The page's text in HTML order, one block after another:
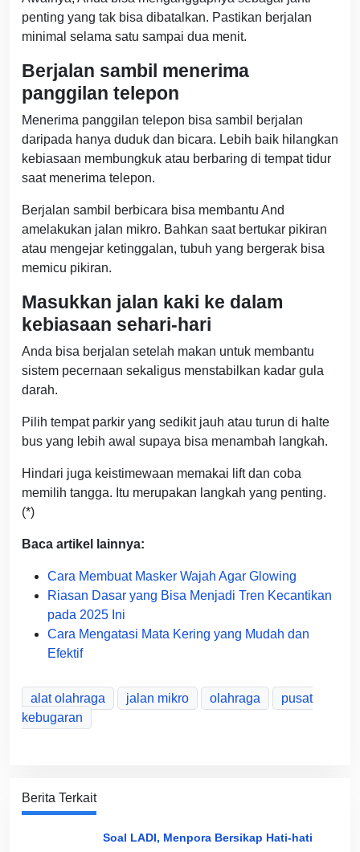
penting yang tak bisa dibatalkan. Pastikan berjalan
minimal selama satu sampai dua menit.
Berjalan sambil menerima
panggilan telepon
Menerima panggilan telepon bisa sambil berjalan
daripada hanya duduk dan bicara. Lebih baik hilangkan
kebiasaan membungkuk atau berbaring di tempat tidur
saat menerima telepon.
Berjalan sambil berbicara bisa membantu And
amelakukan jalan mikro. Bahkan saat bertukar pikiran
atau mengejar ketinggalan, tubuh yang bergerak bisa
memicu pikiran.
Masukkan jalan kaki ke dalam
kebiasaan sehari-hari
Anda bisa berjalan setelah makan untuk membantu
sistem pecernaan sekaligus menstabilkan kadar gula
darah.
Pilih tempat parkir yang sedikit jauh atau turun di halte
bus yang lebih awal supaya bisa menambah langkah.
Hindari juga keistimewaan memakai lift dan coba
memilih tangga. Itu merupakan langkah yang penting.
(*)
Baca artikel lainnya:
Cara Membuat Masker Wajah Agar Glowing
Riasan Dasar yang Bisa Menjadi Tren Kecantikan
pada 2025 Ini
Cara Mengatasi Mata Kering yang Mudah dan
Efektif
alat olahraga jalan mikro olahraga
pusat
kebugaran
Berita Terkait
Soal LADI, Menpora Bersikap Hati-hati